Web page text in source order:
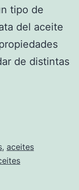
tipo de
del aceite
de distintas
, aceites